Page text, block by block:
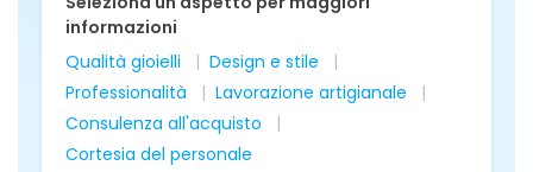
informazioni
Qualità gioielli
Design e stile
Professionalità
Lavorazione artigianale
Consulenza all'acquisto
Cortesia del personale